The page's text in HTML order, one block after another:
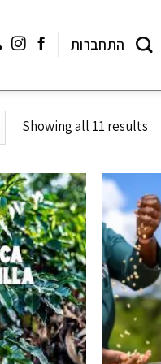
התחברות
Showing all 11 results